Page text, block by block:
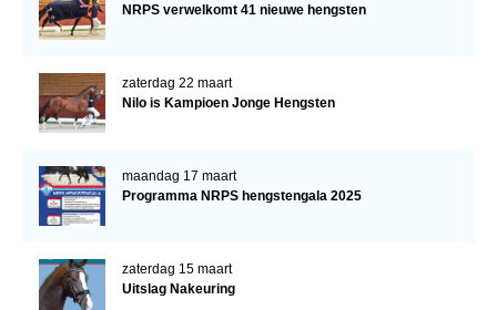
NRPS verwelkomt 41 nieuwe hengsten
zaterdag 22 maart
Nilo is Kampioen Jonge Hengsten
maandag 17 maart
Programma NRPS hengstengala 2025
zaterdag 15 maart
Uitslag Nakeuring